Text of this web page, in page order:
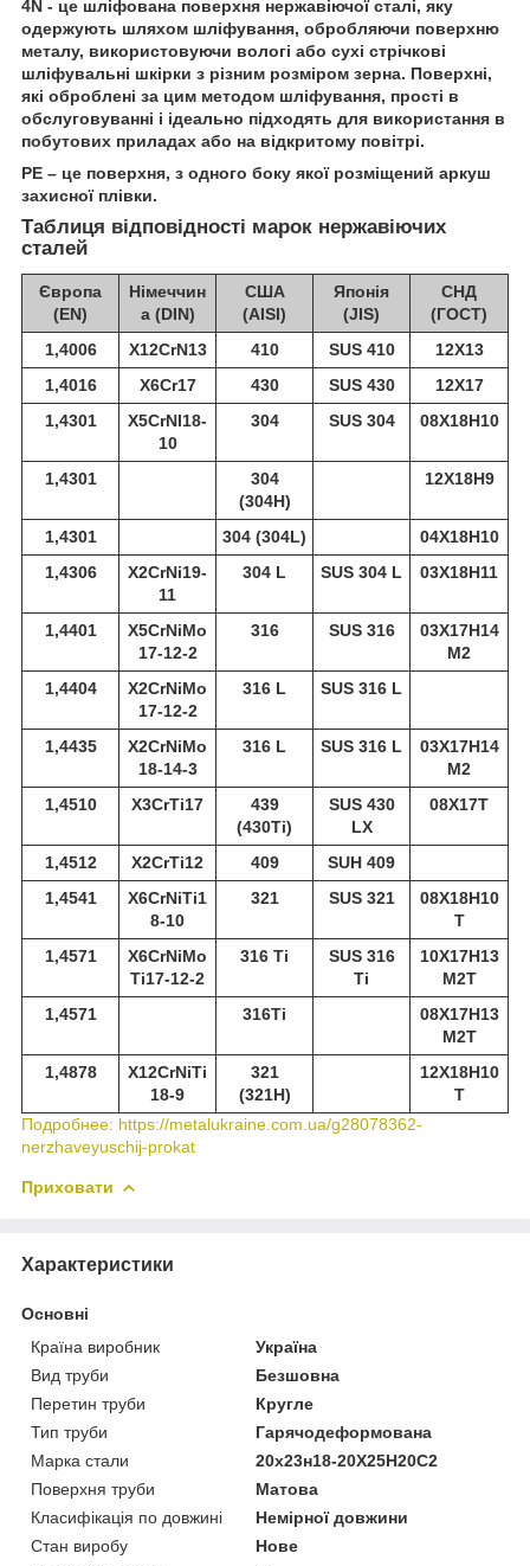
4N - це шліфована поверхня нержавіючої сталі, яку
одержують шляхом шліфування, обробляючи поверхню
металу, використовуючи вологі або сухі стрічкові
шліфувальні шкірки з різним розміром зерна. Поверхні,
які оброблені за цим методом шліфування, прості в
обслуговуванні і ідеально підходять для використання в
побутових приладах або на відкритому повітрі.
РЕ – це поверхня, з одного боку якої розміщений аркуш
захисної плівки.
Таблиця відповідності марок нержавіючих
сталей
Європа
(EN)
Німеччин
а (DIN)
США
(AISI)
Японія
(JIS)
СНД
(ГОСТ)
1,4006
X12CrN13 410 SUS 410
12Х13
1,4016
X6Cr17 430 SUS 430
12Х17
1,4301
X5CrNI18-
10
304 SUS 304 08Х18Н10
1,4301
304
(304H)
12Х18Н9
1,4301 304 (304L)
04Х18Н10
1,4306
X2CrNi19-
11
304 L SUS 304 L 03Х18Н11
1,4401
X5CrNiMo
17-12-2
316 SUS 316
03Х17Н14
М2
1,4404
X2CrNiMo
17-12-2
316 L SUS 316 L
1,4435
X2CrNiMo
18-14-3
316 L SUS 316 L
03Х17Н14
М2
1,4510
X3CrTi17
439
(430Ti)
SUS 430
LX
08Х17Т
1,4512 X2CrTi12 409
SUH 409
1,4541
X6CrNiTi1
8-10
321 SUS 321
08Х18Н10
Т
1,4571
X6CrNiMo
Ti17-12-2
316 Ti
SUS 316
Ti
10Х17Н13
М2Т
1,4571
316Ti
08Х17Н13
М2Т
1,4878
X12CrNiTi
18-9
321
(321Н)
12Х18Н10
Т
Подробнее: https://metalukraine.com.ua/g28078362-
nerzhaveyuschij-prokat
Приховати
Характеристики
Основні
Країна виробник
Україна
Вид труби
Безшовна
Перетин труби
Кругле
Тип труби
Гарячодеформована
Марка стали
20х23н18-20Х25Н20С2
Поверхня труби
Матова
Класифікація по довжині
Немірної довжини
Стан виробу
Нове